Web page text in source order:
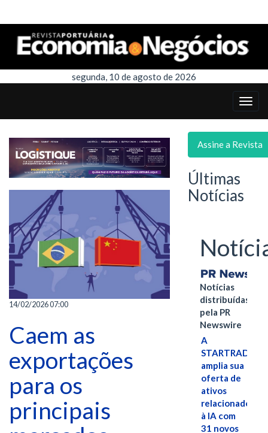
segunda, 10 de agosto de 2026
14/02/2026 07:00
Caem as
exportações
para os
principais
Assine a Revista
Últimas
Notícias
Notícias
distribuídas
pela PR
Newswire
A
STARTRADER
amplia sua
oferta de
ativos
relacionados
à IA com
31 novos